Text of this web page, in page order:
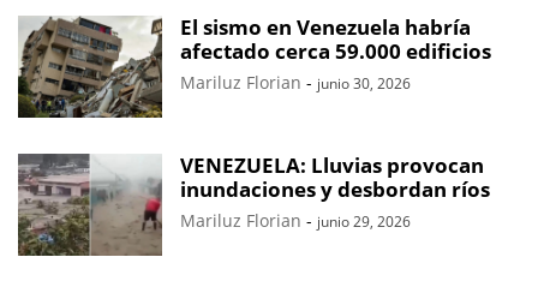
El sismo en Venezuela habría
afectado cerca 59.000 edificios
Mariluz Florian - junio 30, 2026
VENEZUELA: Lluvias provocan
inundaciones y desbordan ríos
Mariluz Florian - junio 29, 2026